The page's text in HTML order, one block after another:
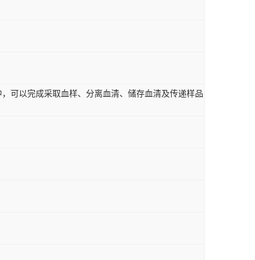
可以完成采取血样、分离血清、储存血清及传递样品